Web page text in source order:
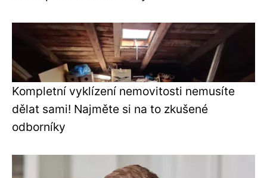
Kompletní vyklízení nemovitosti nemusíte
dělat sami! Najměte si na to zkušené
odborníky